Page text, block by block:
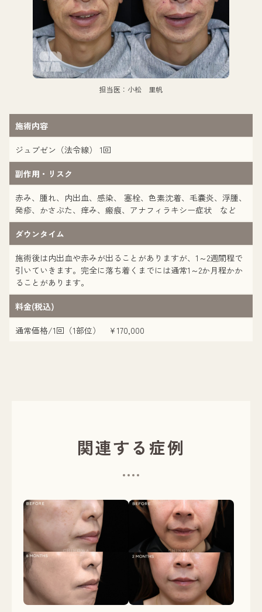
担当医：小松 里帆
施術内容
ジュブゼン（法令線） 1回
副作用・リスク
赤み、腫れ、内出血、感染、 塞栓、色素沈着、毛嚢炎、浮腫、
発疹、かさぶた、痒み、瘢痕、アナフィラキシー症状 など
ダウンタイム
施術後は内出血や赤みが出ることがありますが、1～2週間程で
引いていきます。完全に落ち着くまでには通常1～2か月程かか
ることがあります。
料金(税込)
通常価格/1回（1部位） ¥170,000
関連する症例